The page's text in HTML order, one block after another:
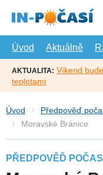
hlavní
Úvod
Aktuálně
AKTUALITA: Víkend
teplotami
Úvod Předpověď
Moravské Bránice
PŘEDPOVĚĎ POČASÍ